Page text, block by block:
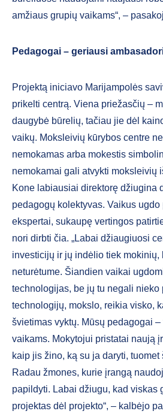
amžiaus grupių vaikams“, –
Pedagogai – geriausi
Projektą iniciavo Marijampolės
prikelti centrą. Viena priežasčių –
daugybė būrelių, tačiau jie dėl
vaikų. Moksleivių kūrybos centre
nemokamas arba mokestis
nemokamai gali atvykti moksleivių
Kone labiausiai direktorę džiugina
pedagogų kolektyvas. Vaikus ugdo
ekspertai, sukaupę vertingos
nori dirbti čia. „Labai džiaugiuosi
investicijų ir jų indėlio tiek mokinių,
neturėtume. Šiandien vaikai
technologijas, be jų tu negali nieko
technologijų, mokslo, reikia visko,
švietimas vyktų. Mūsų pedagogai
vaikams. Mokytojui pristatai naują
kaip jis žino, ką su ja daryti,
Radau žmones, kurie įrangą
papildyti. Labai džiugu, kad viskas
projektas dėl projekto“, – kalbėjo